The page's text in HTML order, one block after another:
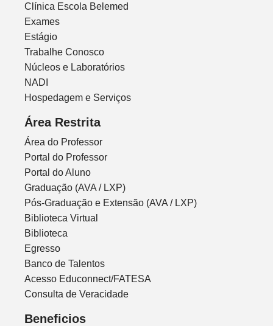
Clínica Escola Belemed
Exames
Estágio
Trabalhe Conosco
Núcleos e Laboratórios
NADI
Hospedagem e Serviços
Área Restrita
Área do Professor
Portal do Professor
Portal do Aluno
Graduação (AVA / LXP)
Pós-Graduação e Extensão (AVA / LXP)
Biblioteca Virtual
Biblioteca
Egresso
Banco de Talentos
Acesso Educonnect/FATESA
Consulta de Veracidade
Beneficios